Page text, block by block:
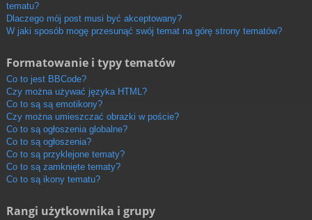
tematu?
Dlaczego mój post musi być akceptowany?
W jaki sposób mogę przesunąć swój temat na górę strony tematów?
Formatowanie i typy tematów
Co to jest BBCode?
Czy można używać języka HTML?
Co to są są emotikony?
Czy można umieszczać obrazki w poście?
Co to są ogłoszenia globalne?
Co to są ogłoszenia?
Co to są przyklejone tematy?
Co to są zamknięte tematy?
Co to są ikony tematu?
Rangi użytkownika i grupy